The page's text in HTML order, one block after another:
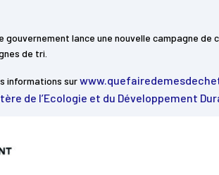
lance une nouvelle campagne de
de tri.
informations sur
de l’Ecologie et du Développement